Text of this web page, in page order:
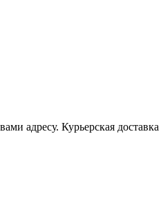
адресу. Курьерская